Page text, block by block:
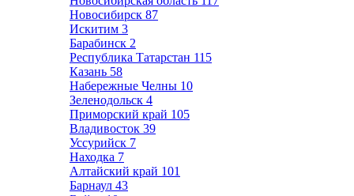
Новосибирск 87
Искитим 3
Барабинск 2
Республика Татарстан 115
Казань 58
Набережные Челны 10
Зеленодольск 4
Приморский край 105
Владивосток 39
Уссурийск 7
Находка 7
Алтайский край 101
Барнаул 43